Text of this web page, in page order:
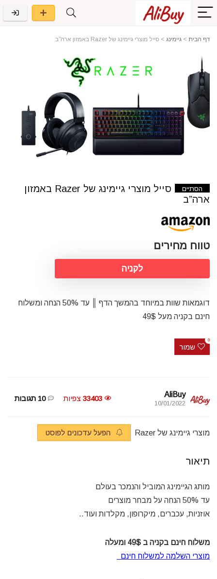
דף הבית > גיימינג > סייל מוצרי גיימינג של Razer באמזון ארה”ב
הסתיים
סייל מוצרי גיימינג של Razer באמזון
ארה”ב
טווח מחירים
לקניה
דוגמאות שוות במיוחד בהמשך הדף ║ עד 50% הנחה ומשלוח
חינם בקניה מעל 49$
שמור
0
AliBuy
10/01/2022
33403 צפיות 10 תגובות
מוצרי גיימינג של Razer הפעל עדכונים לפוסט
תיאור
מותג הגיימינג המוביל והנמכר בעולם
עד 50% הנחה על מבחר מוצרים
אוזניות, עכברים, מיקרופון, מקלדות ועוד..
משלוח חינם בקניה ב 49$ ומעלה
מוצרי השלמה למשלוח חינם